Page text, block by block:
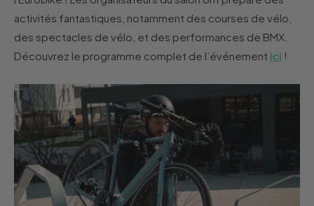
activités fantastiques, notamment des courses de vélo,
des spectacles de vélo, et des performances de BMX.
Découvrez le programme complet de l’événement ici !